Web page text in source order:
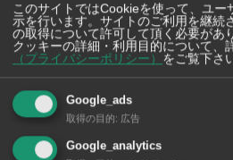
このサイトではCookieを使って、ユー
示を行います。サイトのご利用を継続
の取得について許可して頂く必要があ
クッキーの詳細・利用目的について、
（プライバシーポリシー）
をご覧下さ
Google_ads
取得の目的: 広告
Google_analytics